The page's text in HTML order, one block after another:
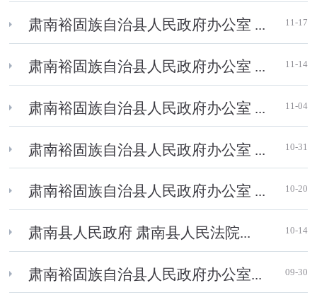
肃南裕固族自治县人民政府办公室 ... 11-17
肃南裕固族自治县人民政府办公室 ... 11-14
肃南裕固族自治县人民政府办公室 ... 11-04
肃南裕固族自治县人民政府办公室 ... 10-31
肃南裕固族自治县人民政府办公室 ... 10-20
肃南县人民政府 肃南县人民法院... 10-14
肃南裕固族自治县人民政府办公室... 09-30